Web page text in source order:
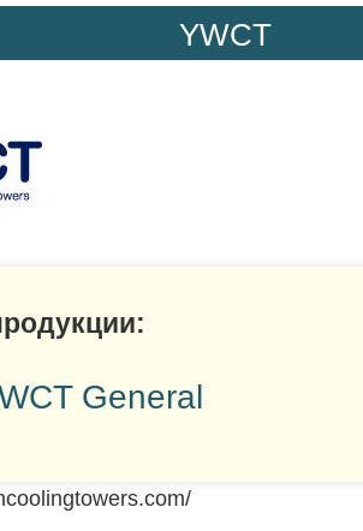
YWCT
General